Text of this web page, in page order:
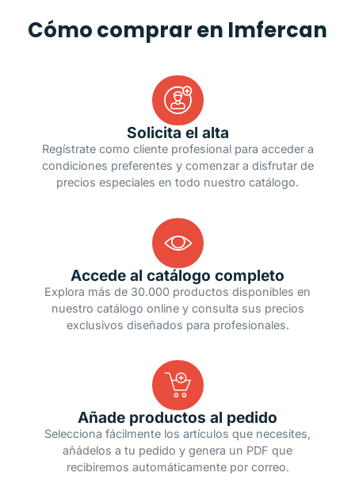
Cómo comprar en Imfercan
Solicita el alta
Regístrate como cliente profesional para acceder a
condiciones preferentes y comenzar a disfrutar de
precios especiales en todo nuestro catálogo.
Accede al catálogo completo
Explora más de 30.000 productos disponibles en
nuestro catálogo online y consulta sus precios
exclusivos diseñados para profesionales.
Añade productos al pedido
Selecciona fácilmente los artículos que necesites,
añádelos a tu pedido y genera un PDF que
recibiremos automáticamente por correo.